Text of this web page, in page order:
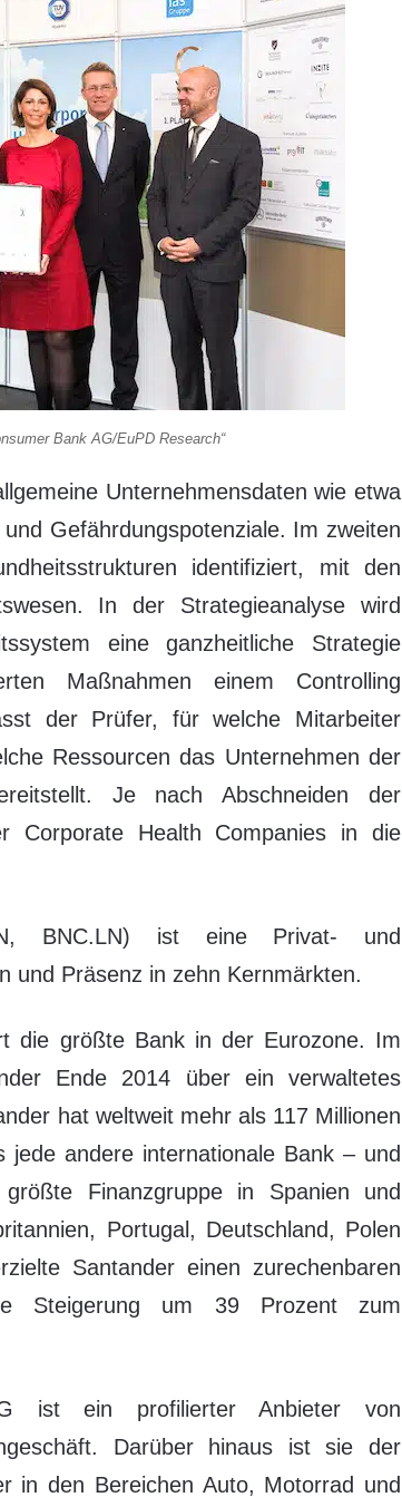
Bank AG/EuPD Research“
Unternehmensdaten wie etwa
Gefährdungspotenziale. Im zweiten
identifiziert, mit den
In der Strategieanalyse wird
eine ganzheitliche Strategie
Maßnahmen einem Controlling
der Prüfer, für welche Mitarbeiter
Ressourcen das Unternehmen der
Je nach Abschneiden der
Corporate Health Companies in die
BNC.LN) ist eine Privat- und
und Präsenz in zehn Kernmärkten.
die größte Bank in der Eurozone. Im
Ende 2014 über ein verwaltetes
hat weltweit mehr als 117 Millionen
andere internationale Bank – und
Finanzgruppe in Spanien und
Portugal, Deutschland, Polen
Santander einen zurechenbaren
Steigerung um 39 Prozent zum
ist ein profilierter Anbieter von
Darüber hinaus ist sie der
in den Bereichen Auto, Motorrad und